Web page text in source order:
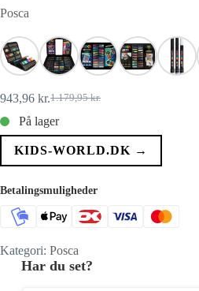
Posca
1.179,95kr.
Den
oprindelige
pris
var:
943,96 kr.Den
aktuelle
pris
er:
På lager
KIDS-WORLD.DK →
Betalingsmuligheder
Kategori: Posca
Har du set?